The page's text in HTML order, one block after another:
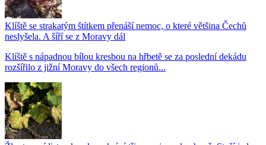
Klíště se strakatým štítkem přenáší nemoc, o které většina Čechů
neslyšela. A šíří se z Moravy dál
Klíště s nápadnou bílou kresbou na hřbetě se za poslední dekádu
rozšířilo z jižní Moravy do všech regionů...